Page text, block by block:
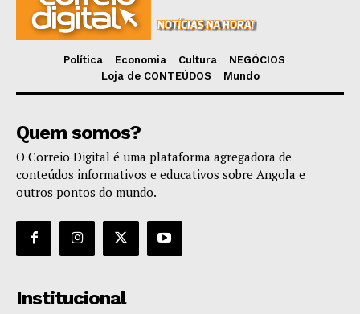
Política Economia Cultura
NEGÓCIOS
Loja de CONTEÚDOS
Mundo
Quem somos?
O Correio Digital é uma plataforma agregadora de
conteúdos informativos e educativos sobre Angola e
outros pontos do mundo.
Institucional